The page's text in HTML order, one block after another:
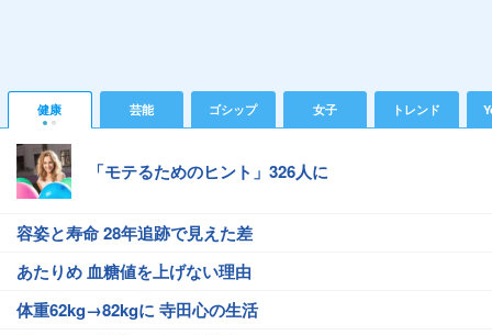
健康 芸能 ゴシップ 女子 トレンド
「モテるためのヒント」326人に
容姿と寿命 28年追跡で見えた差
あたりめ 血糖値を上げない理由
体重62kg→82kgに 寺田心の生活